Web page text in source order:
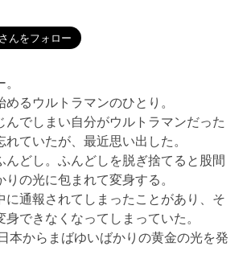
めるウルトラマンのひとり。
んでしまい自分がウルトラマンだった
れていたが、最近思い出した。
んどし。ふんどしを脱ぎ捨てると股間
の光に包まれて変身する。
に通報されてしまったことがあり、そ
できなくなってしまっていた。
本からまばゆいばかりの黄金の光を発